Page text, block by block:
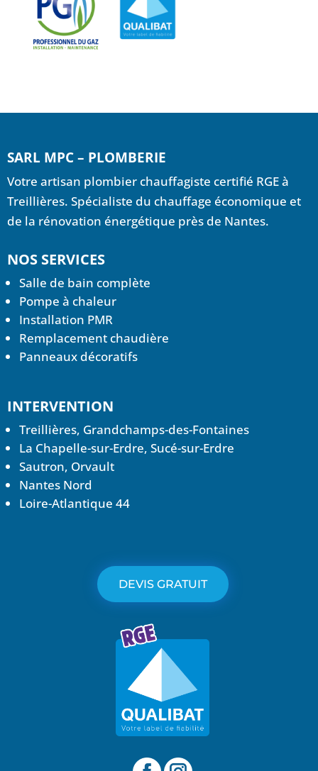
SARL MPC – PLOMBERIE
Votre artisan plombier chauffagiste certifié RGE à
Treillières. Spécialiste du chauffage économique et
de la rénovation énergétique près de Nantes.
NOS SERVICES
Salle de bain complète
Pompe à chaleur
Installation PMR
Remplacement chaudière
Panneaux décoratifs
INTERVENTION
Treillières, Grandchamps-des-Fontaines
La Chapelle-sur-Erdre, Sucé-sur-Erdre
Sautron, Orvault
Nantes Nord
Loire-Atlantique 44
DEVIS GRATUIT